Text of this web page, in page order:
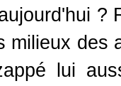
?
milieux des
lui